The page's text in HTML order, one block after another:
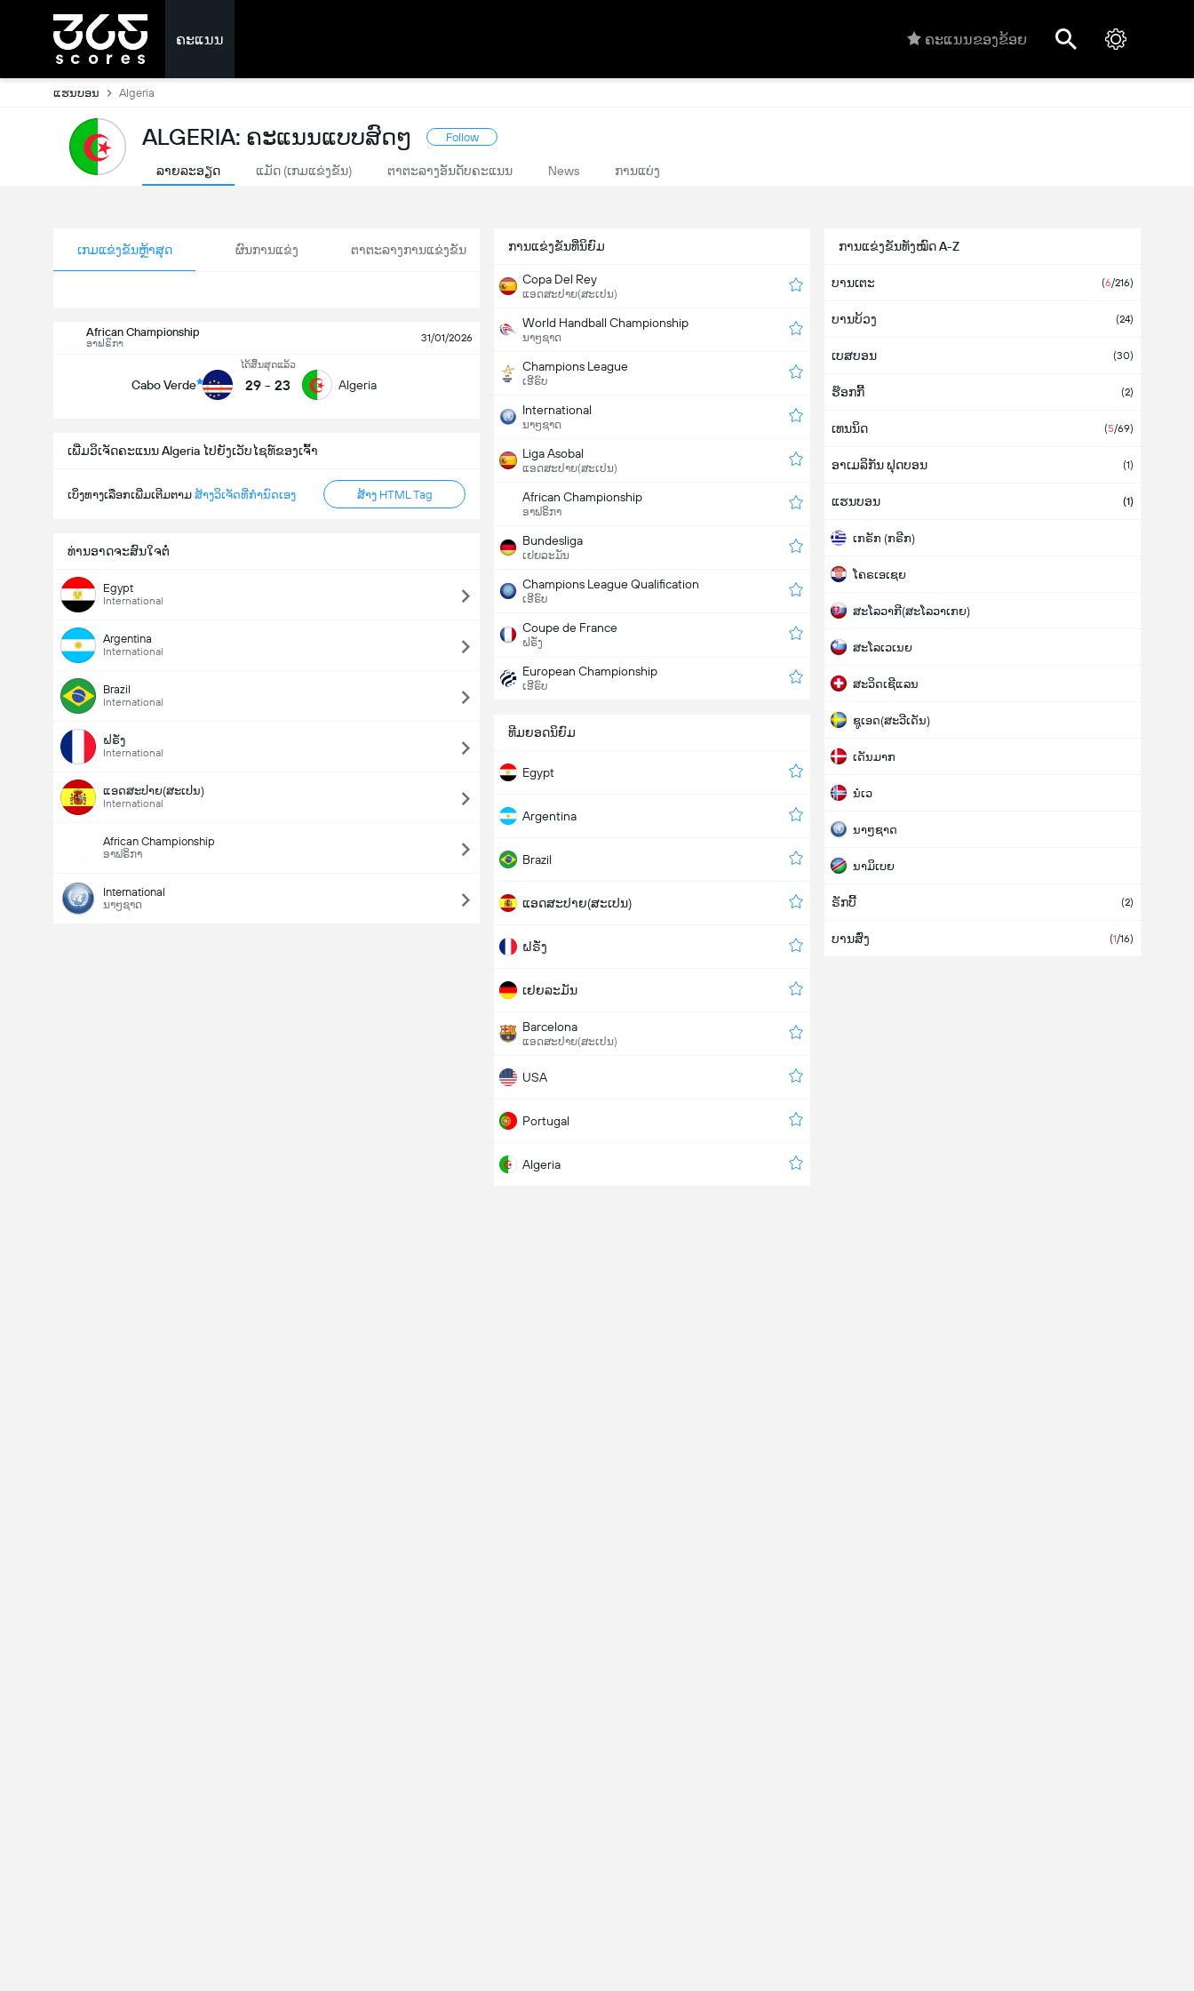
ຄະແນນ ຄະແນນຂອງຂ້ອຍ
ແຮນບອນ Algeria
ALGERIA: ຄະແນນແບບສົດໆ Follow
ລາຍລະອຽດ ແມັດ (ເກມແຂ່ງຂັນ) ຕາຕະລາງອັນດັບຄະແນນ News ການແບ່ງ
ເກມແຂ່ງຂັນຫຼ້າສຸດ ຜົນການແຂ່ງ ຕາຕະລາງການແຂ່ງຂັນ
African Championship
ອາຟຣິກາ 31/01/2026
Cabo Verde
ໄດ້ສິ້ນສຸດແລ້ວ
29 - 23 Algeria
ເພີ່ມວິເຈັດຄະແນນ Algeria ໄປຍັງເວັບໄຊທ໌ຂອງເຈົ້າ
ເບິ່ງທາງເລືອກເພີ່ມເຕີມຕາມ ສ້າງວິເຈັດທີ່ກຳນົດເອງ ສ້າງ HTML Tag
ທ່ານອາດຈະສົນໃຈຕໍ່
Egypt
International
Argentina
International
Brazil
International
ຝຣັ່ງ
International
ແອດສະປາຍ​(ສະເປນ)
International
African Championship
ອາຟຣິກາ
International
ນາໆຊາດ
ການແຂ່ງຂັນທີ່ນິຍົມ
Copa Del Rey
ແອດສະປາຍ​(ສະເປນ)
World Handball Championship
ນາໆຊາດ
Champions League
ເອີຣົບ
International
ນາໆຊາດ
Liga Asobal
ແອດສະປາຍ​(ສະເປນ)
African Championship
ອາຟຣິກາ
Bundesliga
ເຢຍລະມັນ
Champions League Qualification
ເອີຣົບ
Coupe de France
ຝຣັ່ງ
European Championship
ເອີຣົບ
ການແຂ່ງຂັນທັງໝົດ A-Z
ບານເຕະ (6/216)
ບານບ້ວງ (24)
ເບສບອນ (30)
ຮ໊ອກກີ້ (2)
ເທນນິດ (5/69)
ອາເມລິກັນ ຟຸດບອນ (1)
ແຮນບອນ (1)
ເກຣັກ (ກຣີກ)
ໂຄຣເອເຊຍ
ສະໂລວາກີ(ສະໂລວາເກຍ)
ສະໂລເວເນຍ
ສະວິດເຊີແລນ
ຊູເອດ(ສະວີເດັນ)
ເດັນມາກ
ນໍເວ
ນາໆຊາດ
ນາມິເບຍ
ໄນເຈີ
ເບລາຣຸດສ
ຣັກບີ້ (2)
ບານສົ່ງ (1/16)
ທີມຍອດນິຍົມ
Egypt
Argentina
Brazil
ແອດສະປາຍ​(ສະເປນ)
ຝຣັ່ງ
ເຢຍລະມັນ
Barcelona
ແອດສະປາຍ​(ສະເປນ)
USA
Portugal
Algeria